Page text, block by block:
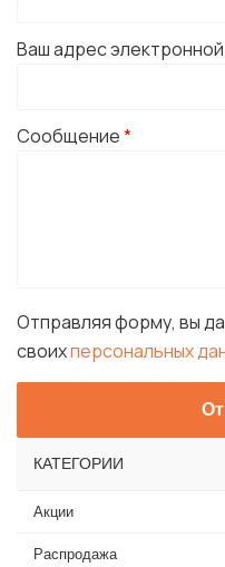
Ваш адрес
Сообщение*
Отправляя форму, вы
своихперсональных
КАТЕГОРИИ
Акции
Распродажа